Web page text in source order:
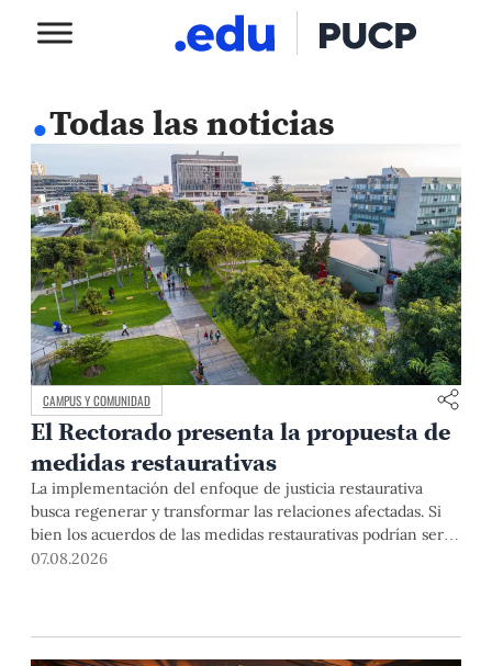
.Todas las noticias
CAMPUS Y COMUNIDAD
El Rectorado presenta la propuesta de
medidas restaurativas
La implementación del enfoque de justicia restaurativa
busca regenerar y transformar las relaciones afectadas. Si
bien los acuerdos de las medidas restaurativas podrían ser
considerados por las instancias disciplinarias, este proceso
07.08.2026